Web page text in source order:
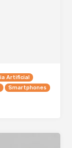
Artificial
Smartphones